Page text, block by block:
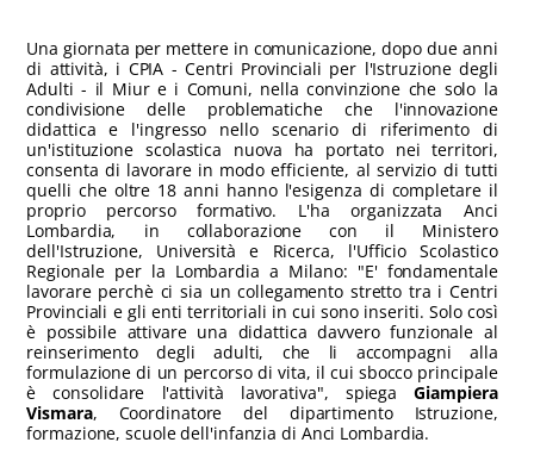
Una giornata per mettere in comunicazione, dopo due anni
di attività, i CPIA - Centri Provinciali per l'Istruzione degli
Adulti - il Miur e i Comuni, nella convinzione che solo la
condivisione delle problematiche che l'innovazione
didattica e l'ingresso nello scenario di riferimento di
un'istituzione scolastica nuova ha portato nei territori,
consenta di lavorare in modo efficiente, al servizio di tutti
quelli che oltre 18 anni hanno l'esigenza di completare il
proprio percorso formativo. L'ha organizzata Anci
Lombardia, in collaborazione con il Ministero
dell'Istruzione, Università e Ricerca, l'Ufficio Scolastico
Regionale per la Lombardia a Milano: "E' fondamentale
lavorare perchè ci sia un collegamento stretto tra i Centri
Provinciali e gli enti territoriali in cui sono inseriti. Solo così
è possibile attivare una didattica davvero funzionale al
reinserimento degli adulti, che li accompagni alla
formulazione di un percorso di vita, il cui sbocco principale
è consolidare l'attività lavorativa", spiegaGiampiera
Vismara, Coordinatore del dipartimento Istruzione,
formazione, scuole dell'infanzia di Anci Lombardia.